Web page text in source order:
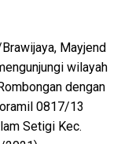
Mayjend
wilayah
dengan
0817/13
Setigi Kec.